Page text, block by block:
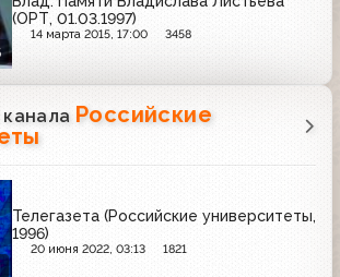
(ОРТ, 01.03.1997)
14 марта 2015, 17:00 3458
Российские
Телегазета (Российские университеты,
1996)
20 июня 2022, 03:13 1821